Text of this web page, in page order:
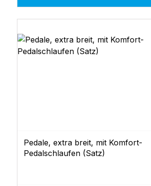
Pedale, extra breit, mit Komfort-
Pedalschlaufen (Satz)